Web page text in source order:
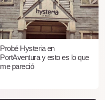
Probé Hysteria en
PortAventura y esto es lo que
me pareció